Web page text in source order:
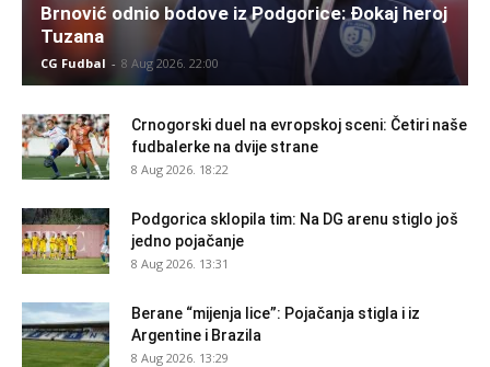
Brnović odnio bodove iz Podgorice: Đokaj heroj
Tuzana
CG Fudbal - 8 Aug 2026. 22:00
Crnogorski duel na evropskoj sceni: Četiri naše
fudbalerke na dvije strane
8 Aug 2026. 18:22
Podgorica sklopila tim: Na DG arenu stiglo još
jedno pojačanje
8 Aug 2026. 13:31
Berane “mijenja lice”: Pojačanja stigla i iz
Argentine i Brazila
8 Aug 2026. 13:29